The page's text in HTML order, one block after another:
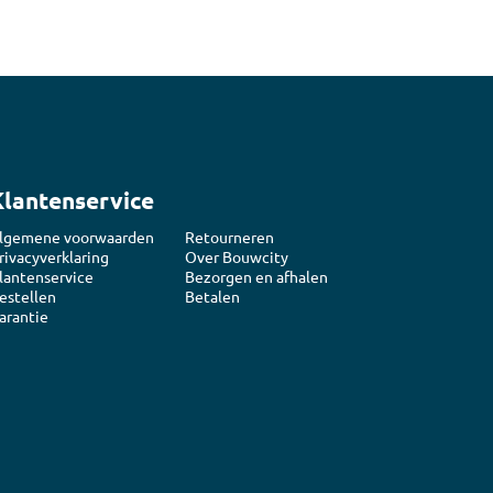
voorwaarden
Retourneren
Over Bouwcity
Bezorgen en afhalen
Betalen